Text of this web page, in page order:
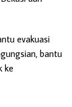
evakuasi
bantu
ke